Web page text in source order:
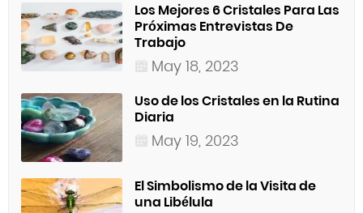
Los Mejores 6 Cristales Para Las
Próximas Entrevistas De
Trabajo
May 18, 2023
Uso de los Cristales en la Rutina
Diaria
May 19, 2023
El Simbolismo de la Visita de
una Libélula